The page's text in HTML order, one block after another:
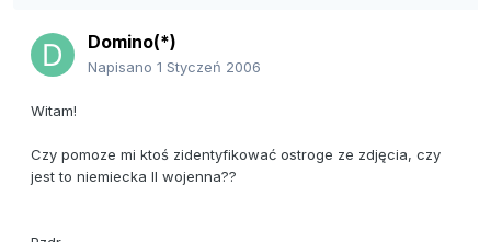
Domino(*)
Napisano 1 Styczeń 2006
Witam!
Czy pomoze mi ktoś zidentyfikować ostroge ze zdjęcia, czy
jest to niemiecka II wojenna??